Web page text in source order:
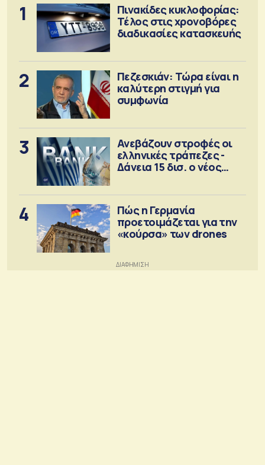
1
Πινακίδες κυκλοφορίας:
Τέλος στις χρονοβόρες
διαδικασίες κατασκευής
2
Πεζεσκιάν: Τώρα είναι η
καλύτερη στιγμή για
συμφωνία
3
Ανεβάζουν στροφές οι
ελληνικές τράπεζες -
Δάνεια 15 δισ. ο νέος
4
Πώς η Γερμανία
προετοιμάζεται για την
«κούρσα» των drones